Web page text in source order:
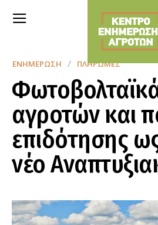
ΕΝΗΜΈΡΩΣΗ ΠΛΗΡΩΜΈΣ
αγροτών και
επιδότησης
νέο